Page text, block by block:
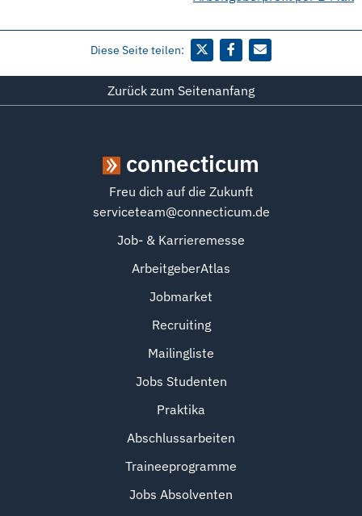
Diese Seite teilen:
Zurück zum Seitenanfang
connecticum
Freu dich auf die Zukunft
serviceteam@connecticum.de
Job- & Karrieremesse
ArbeitgeberAtlas
Jobmarket
Recruiting
Mailingliste
Jobs Studenten
Praktika
Abschlussarbeiten
Traineeprogramme
Jobs Absolventen